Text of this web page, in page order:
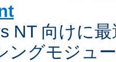
NT 向けに
ングモジュ